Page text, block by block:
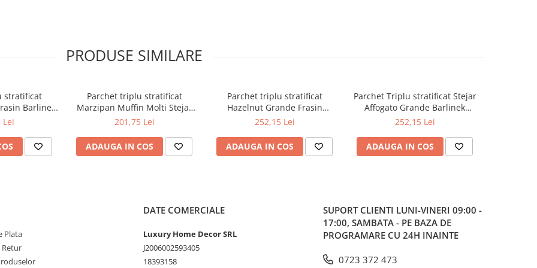
PRODUSE SIMILARE
stratificat
Barlinek
x 14mm
Lei
Parchet triplu stratificat
Marzipan Muffin Molti Stejar
Barlinek 207mm x 2.2m x 14mm
201,75 Lei
ADAUGA IN COS
Parchet triplu stratificat
Hazelnut Grande Frasin
Barlinek 180mm x 2.2m x 14mm
252,15 Lei
ADAUGA IN COS
Parchet Triplu stratificat Stejar
Affogato Grande Barlinek
180mm x 2.2m x 14mm
252,15 Lei
ADAUGA IN COS
Plata
Retur
DATE COMERCIALE
Luxury Home Decor SRL
J2006002593405
18393158
SUPORT CLIENTI LUNI-VINERI 09:00 -
17:00, SAMBATA - PE BAZA DE
PROGRAMARE CU 24H INAINTE
0723 372 473